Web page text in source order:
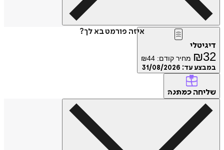
איזה פורמט בא לך?
דיגיטלי
₪32 מחיר קודם: ₪44
במבצע עד: 31/08/2026
שליחה כמתנה